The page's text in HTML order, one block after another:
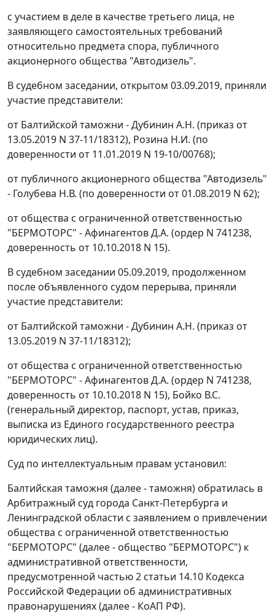
с участием в деле в качестве третьего лица, не
заявляющего самостоятельных требований
относительно предмета спора, публичного
акционерного общества "Автодизель".
В судебном заседании, открытом 03.09.2019, приняли
участие представители:
от Балтийской таможни - Дубинин А.Н. (приказ от
13.05.2019 N 37-11/18312), Розина Н.И. (по
доверенности от 11.01.2019 N 19-10/00768);
от публичного акционерного общества "Автодизель"
- Голубева Н.В. (по доверенности от 01.08.2019 N 62);
от общества с ограниченной ответственностью
"БЕРМОТОРС" - Афинагентов Д.А. (ордер N 741238,
доверенность от 10.10.2018 N 15).
В судебном заседании 05.09.2019, продолженном
после объявленного судом перерыва, приняли
участие представители:
от Балтийской таможни - Дубинин А.Н. (приказ от
13.05.2019 N 37-11/18312);
от общества с ограниченной ответственностью
"БЕРМОТОРС" - Афинагентов Д.А. (ордер N 741238,
доверенность от 10.10.2018 N 15), Бойко В.С.
(генеральный директор, паспорт, устав, приказ,
выписка из Единого государственного реестра
юридических лиц).
Суд по интеллектуальным правам установил:
Балтийская таможня (далее - таможня) обратилась в
Арбитражный суд города Санкт-Петербурга и
Ленинградской области с заявлением о привлечении
общества с ограниченной ответственностью
"БЕРМОТОРС" (далее - общество "БЕРМОТОРС") к
административной ответственности,
предусмотренной частью 2 статьи 14.10 Кодекса
Российской Федерации об административных
правонарушениях (далее - КоАП РФ).